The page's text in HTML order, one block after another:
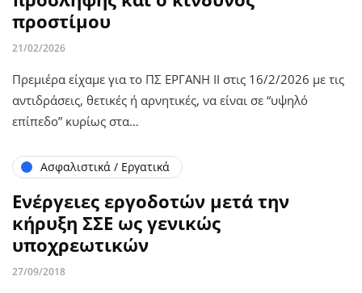
προστίμου
21/02/2026
Πρεμιέρα είχαμε για το ΠΣ ΕΡΓΑΝΗ ΙΙ στις 16/2/2026 με τις
αντιδράσεις, θετικές ή αρνητικές, να είναι σε “υψηλό
επίπεδο” κυρίως στα…
Ασφαλιστικά / Εργατικά
Ενέργειες εργοδοτών μετά την
κήρυξη ΣΣΕ ως γενικώς
υποχρεωτικών
27/09/2018